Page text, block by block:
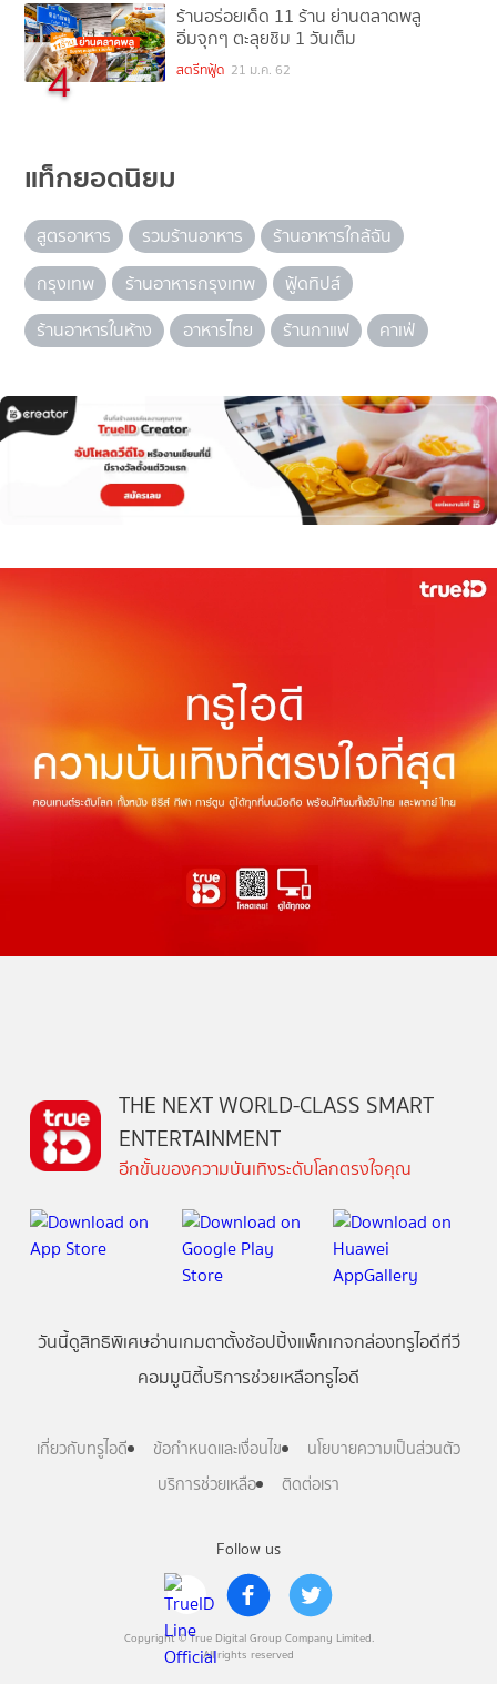
4
ร้านอร่อยเด็ด 11 ร้าน ย่านตลาดพลู
อิ่มจุกๆ ตะลุยชิม 1 วันเต็ม
สตรีทฟู้ด 21 ม.ค. 62
แท็กยอดนิยม
สูตรอาหาร รวมร้านอาหาร
ร้านอาหารใกล้ฉัน
กรุงเทพ
ร้านอาหารกรุงเทพ
ฟู้ดทิปส์
ร้านอาหารในห้าง
อาหารไทย ร้านกาแฟ คาเฟ่
Follow us
Copyright © True Digital Group Company Limited.
All rights reserved
THE NEXT WORLD-CLASS SMART
ENTERTAINMENT
อีกขั้นของความบันเทิงระดับโลกตรงใจคุณ
วันนี้ดูสิทธิพิเศษอ่านเกมตาตั้งช้อปปิ้งแพ็กเกจกล่องทรูไอดีทีวี
คอมมูนิตี้บริการช่วยเหลือทรูไอดี
เกี่ยวกับทรูไอดี ข้อกำหนดและเงื่อนไข
นโยบายความเป็นส่วนตัว
บริการช่วยเหลือ
ติดต่อเรา